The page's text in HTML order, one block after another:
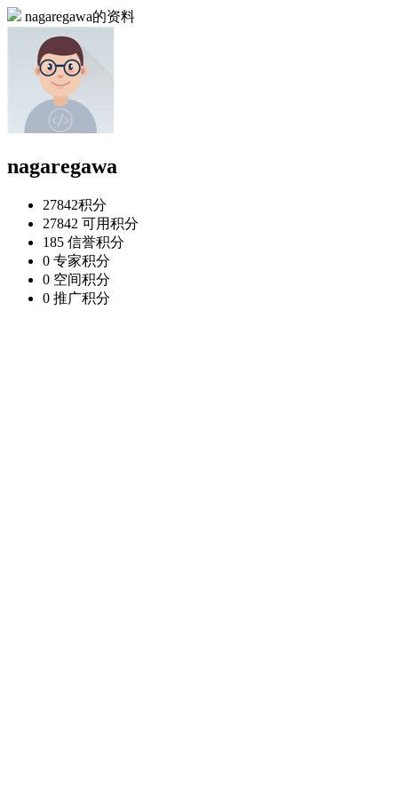
nagaregawa的资料
nagaregawa
27842积分
27842 可用积分
185 信誉积分
0 专家积分
0 空间积分
0 推广积分